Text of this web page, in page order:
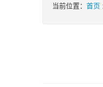
当前位置： 首页